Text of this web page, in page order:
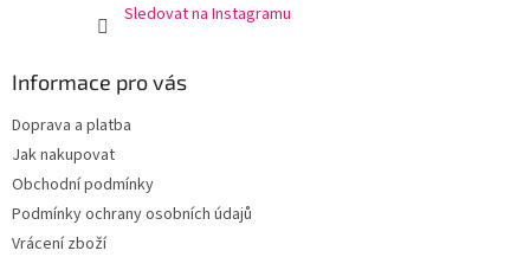
Sledovat na Instagramu
Informace pro vás
Doprava a platba
Jak nakupovat
Obchodní podmínky
Podmínky ochrany osobních údajů
Vrácení zboží